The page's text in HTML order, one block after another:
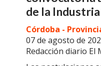
de la
Redacción diario El
Córdoba -
07 de agosto de